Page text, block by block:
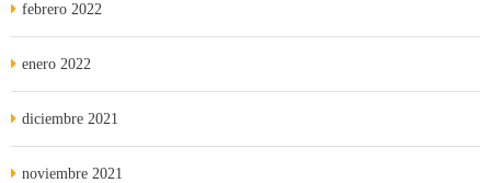
febrero 2022
enero 2022
diciembre 2021
noviembre 2021